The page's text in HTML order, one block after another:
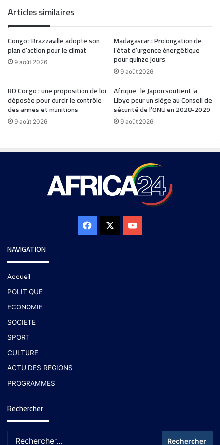
Articles similaires
Congo : Brazzaville adopte son
plan d’action pour le climat
9 août 2026
Madagascar : Prolongation de
l’état d’urgence énergétique
pour quinze jours
9 août 2026
RD Congo : une proposition de loi
déposée pour durcir le contrôle
des armes et munitions
9 août 2026
Afrique : le Japon soutient la
Libye pour un siège au Conseil de
sécurité de l’ONU en 2028-2029
9 août 2026
NAVIGATION
Accueil
POLITIQUE
ECONOMIE
SOCIETE
SPORT
CULTURE
ACTU DES REGIONS
PROGRAMMES
Rechercher